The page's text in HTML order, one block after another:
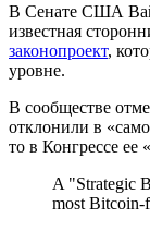
В Сенате США
известная
законопроект,
уровне.
В сообществе
отклонили в
то в Конгрессе ее
A "Strategic
most Bitcoin-